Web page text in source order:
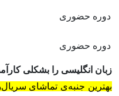
دوره حضوری
دوره حضوری
زبان انگلیسی را بشکلی
بهترین جنبه‌ی تماشای